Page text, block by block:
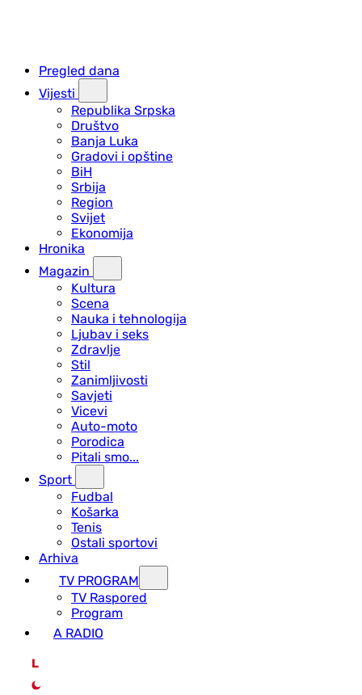
Pregled dana
Vijesti
Republika Srpska
Društvo
Banja Luka
Gradovi i opštine
BiH
Srbija
Region
Svijet
Ekonomija
Hronika
Magazin
Kultura
Scena
Nauka i tehnologija
Ljubav i seks
Zdravlje
Stil
Zanimljivosti
Savjeti
Vicevi
Auto-moto
Porodica
Pitali smo...
Sport
Fudbal
Košarka
Tenis
Ostali sportovi
Arhiva
TV PROGRAM
ТV Raspored
Program
A RADIO
L